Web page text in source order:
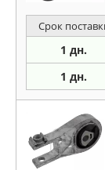
Срок
1 дн.
1 дн.